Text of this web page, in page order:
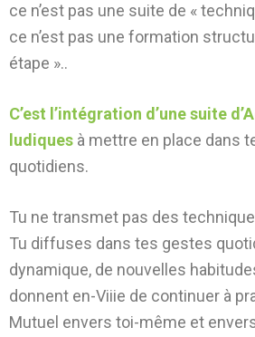
ce n’est pas une suite de «
ce n’est pas une formation
étape »..
C’est l’intégration d’une suite
ludiques à mettre en place dans
quotidiens.
Tu ne transmet pas des
Tu diffuses dans tes gestes
dynamique, de nouvelles
donnent en-Viiie de continuer à
Mutuel envers toi-même et